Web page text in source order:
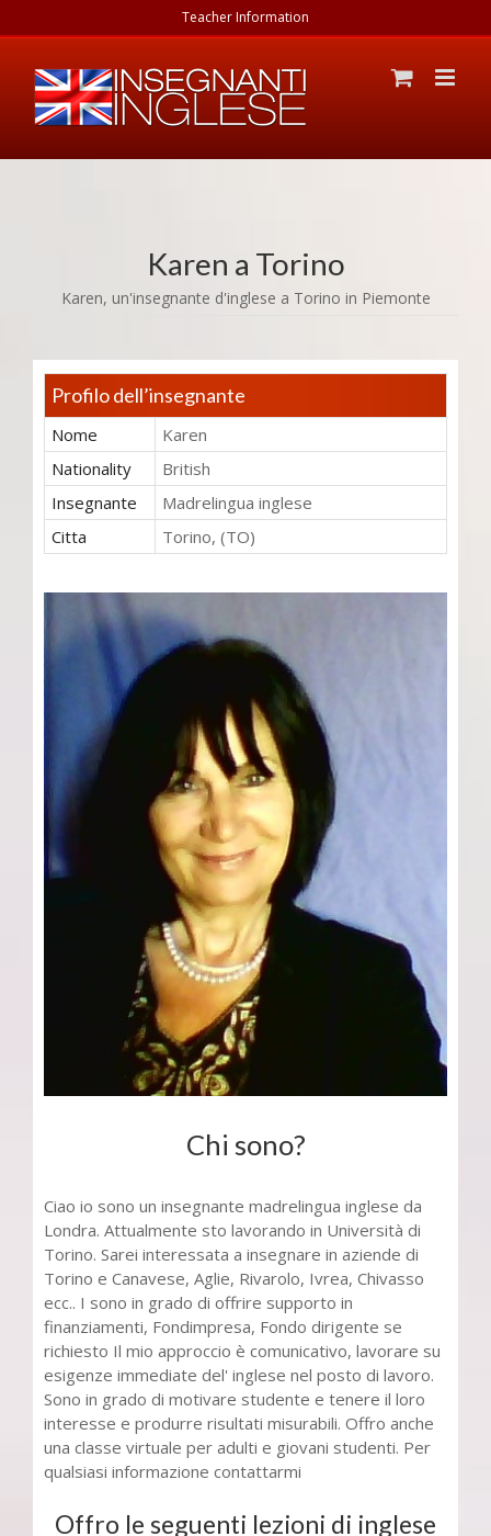
Teacher Information
Karen a Torino
Karen, un'insegnante d'inglese a Torino in Piemonte
Profilo dell’insegnante
Nome
Karen
Nationality
British
Insegnante
Madrelingua inglese
Citta
Torino, (TO)
Chi sono?
Ciao io sono un insegnante madrelingua inglese da
Londra. Attualmente sto lavorando in Università di
Torino. Sarei interessata a insegnare in aziende di
Torino e Canavese, Aglie, Rivarolo, Ivrea, Chivasso
ecc.. I sono in grado di offrire supporto in
finanziamenti, Fondimpresa, Fondo dirigente se
richiesto Il mio approccio è comunicativo, lavorare su
esigenze immediate del' inglese nel posto di lavoro.
Sono in grado di motivare studente e tenere il loro
interesse e produrre risultati misurabili. Offro anche
una classe virtuale per adulti e giovani studenti. Per
qualsiasi informazione contattarmi
Offro le seguenti lezioni di inglese